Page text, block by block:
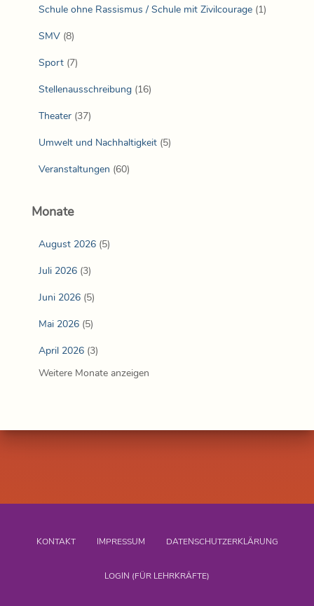
Schule ohne Rassismus / Schule mit Zivilcourage (1)
SMV (8)
Sport (7)
Stellenausschreibung (16)
Theater (37)
Umwelt und Nachhaltigkeit (5)
Veranstaltungen (60)
Monate
August 2026 (5)
Juli 2026 (3)
Juni 2026 (5)
Mai 2026 (5)
April 2026 (3)
Weitere Monate anzeigen
KONTAKT IMPRESSUM DATENSCHUTZERKLÄRUNG
LOGIN (FÜR LEHRKRÄFTE)